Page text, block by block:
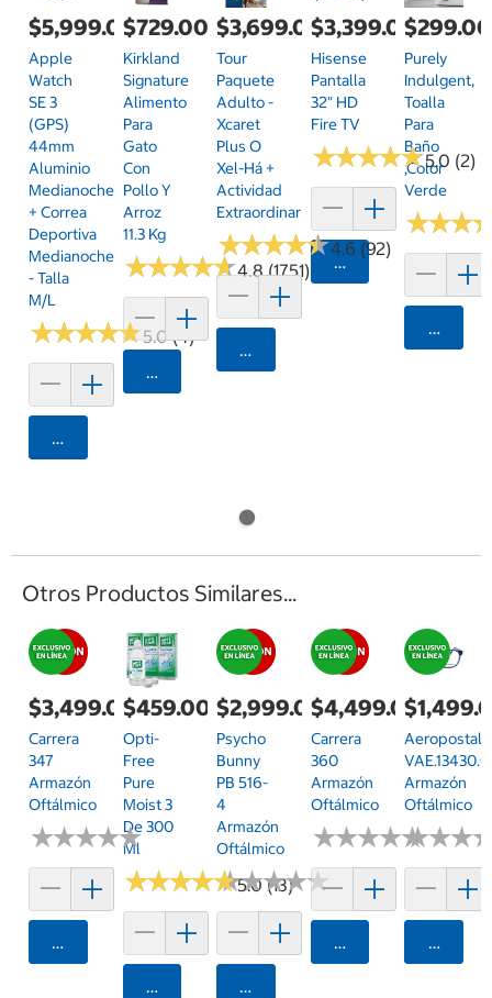
$5,999.00
Apple
Watch
SE 3
(GPS)
44mm
Aluminio
Medianoche
+ Correa
Deportiva
Medianoche
- Talla
M/L
★★★★★
★★★★★5.0 (4)
Agregar
$729.00
Kirkland
Signature
Alimento
Para
Gato
Con
Pollo Y
Arroz
11.3 Kg
★★★★★
★★★★★4.8 (1751)
Agregar
$3,699.00
Tour
Paquete
Adulto -
Xcaret
Plus O
Xel-Há +
Actividad
Extraordinaria
★★★★★
★★★★★4.6 (92)
Agregar
$3,399.00
Hisense
Pantalla
32" HD
Fire TV
★★★★★
★★★★★5.0 (2)
Agregar
$299.00
Purely
Indulgent,
Toalla
Para
Baño
,Color
Verde
★★★
★★★
Otros Productos Similares...
$3,499.00
Carrera
347
Armazón
Oftálmico
★★★★★
★★★★★
Agregar
$459.00
Opti-
Free
Pure
Moist 3
De 300
Ml
★★★★★
★★★★★5.0 (13)
Agregar
$2,999.00
Psycho
Bunny
PB 516-
4
Armazón
Oftálmico
★★★★★
★★★★★
Agregar
$4,499.00
Carrera
360
Armazón
Oftálmico
★★★★★
★★★★★
Agregar
Aeropostale
Armazón
Oftálmico
★★★
★★★